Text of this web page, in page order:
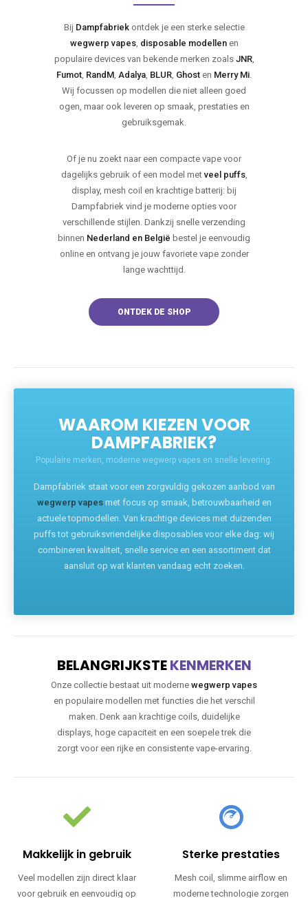
Bij Dampfabriekontdek je een sterke selectie
wegwerp vapes, disposable modellenen
populaire devices van bekende merken zoals JNR,
Fumot RandM Adalya BLUR Ghost en Merry Mi
Wij focussen op modellen die niet alleen goed
ogen, maar ook leveren op smaak, prestaties en
gebruiksgemak.
Of je nu zoekt naar een compacte vape voor
dagelijks gebruik of een model metveel puffs,
display, mesh coil en krachtige batterij: bij
Dampfabriek vind je moderne opties voor
verschillende stijlen. Dankzij snelle verzending
binnen Nederland en België bestel je eenvoudig
online en ontvang je jouw favoriete vape zonder
lange wachttijd.
ONTDEK DE SHOP
WAAROM KIEZEN VOOR
DAMPFABRIEK?
Populaire merken, moderne wegwerp vapes en snelle levering.
Dampfabriek staat voor een zorgvuldig gekozen aanbod van
wegwerp vapesmet focus op smaak, betrouwbaarheid en
actuele topmodellen. Van krachtige devices met duizenden
puffs tot gebruiksvriendelijke disposables voor elke dag: wij
combineren kwaliteit, snelle service en een assortiment dat
aansluit op wat klanten vandaag echt zoeken.
BELANGRIJKSTEKENMERKEN
Onze collectie bestaat uit moderne wegwerp vapes
en populaire modellen met functies die het verschil
maken. Denk aan krachtige coils, duidelijke
displays, hoge capaciteit en een soepele trek die
zorgt voor een rijke en consistente vape-ervaring.
Makkelijk in gebruik
Veel modellen zijn direct klaar
voor gebruik en eenvoudig op
Sterke prestaties
Mesh coil, slimme airflow en
moderne technologie zorgen